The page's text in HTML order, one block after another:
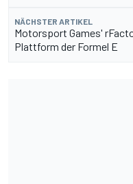
NÄCHSTER ARTIKEL
Motorsport Games'
Plattform der Formel E